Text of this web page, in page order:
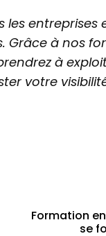
entreprises
à nos
à
votre
Formation
se